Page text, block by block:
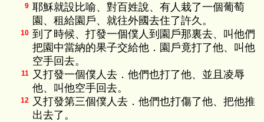
9 耶穌就設比喻、對百姓說、有人栽了一個葡萄
園、租給園戶、就往外國去住了許久。
10 到了時候、打發一個僕人到園戶那裏去、叫他們
把園中當納的果子交給他．園戶竟打了他、叫他
空手回去。
11 又打發一個僕人去．他們也打了他、並且凌辱
他、叫他空手回去。
12 又打發第三個僕人去．他們也打傷了他、把他推
出去了。